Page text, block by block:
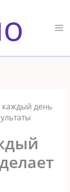
дeнь